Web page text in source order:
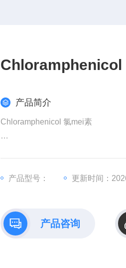
Chloramphenicol
产品简介
Chloramphenicol 氯mei素
类衣原体抗性等，因此氯mei素可用
产品型号： 更新时间：
产品咨询